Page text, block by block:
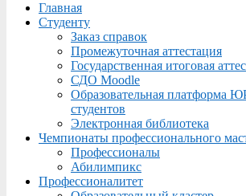
Menu
Главная
Студенту
Заказ справок
Промежуточная аттестация
Государственная итоговая
СДО Moodle
Образовательная платформа
студентов
Электронная библиотека
Чемпионаты профессионального
Профессионалы
Абилимпикс
Профессионалитет